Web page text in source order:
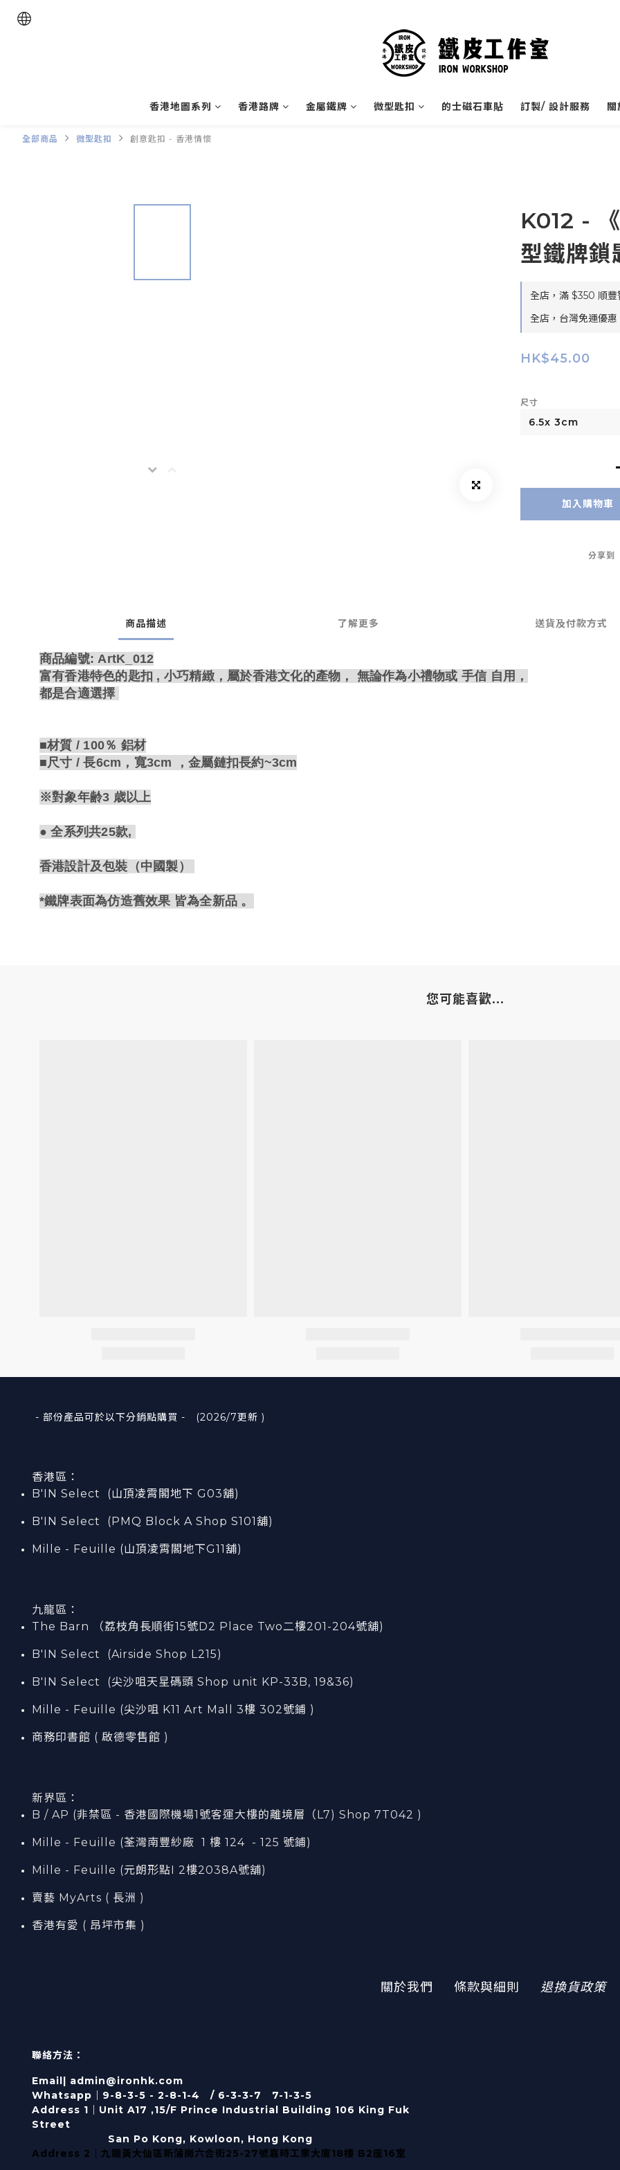
香港地圖系列 香港路牌 金屬鐵牌 微型匙扣 的士磁石車貼 訂製/ 設計服務
全部商品 微型匙扣 創意匙扣 - 香港情懷
K012 -
型鐵牌鎖
全店，滿 $350 順豐
全店，台灣免運優
HK$45.00
尺寸
加入購物車
分享到
商品描述 了解更多 送貨及付款方式
商品編號: ArtK_012
富有香港特色的匙扣 , 小巧精緻，屬於香港文化的產物， 無論作為小禮物或 手信 自用，
都是合適選擇
■材質 / 100％ 鋁材
■尺寸 / 長6cm，寬3cm ，金屬鏈扣長約~3cm
※對象年齢3 歳以上
● 全系列共25款,
香港設計及包裝 （中國製）
*鐵牌表面為仿造舊效果 皆為全新品 。
您可能喜歡...
- 部份產品可於以下分銷點購買 - (2026/7更新 )
香港區：
B'IN Select (山頂凌霄閣地下 G03舖)
B'IN Select (PMQ Block A Shop S101 舖)
Mille - Feuille (山頂凌霄閣地下G11舖)
九龍區：
The Barn （荔枝角長順街15號D2 Place Two二樓201-204號舖)
B'IN Select (Airside Shop L215)
B'IN Select (尖沙咀天星碼頭 Shop unit KP-33B, 19&36)
Mille - Feuille (尖沙咀 K11 Art Mall 3樓 302號鋪 )
商務印書館 ( 啟德零售館 )
新界區：
B / AP (非禁區 - 香港國際機場1號客運大樓的離境層（L7) Shop 7T042 )
Mille - Feuille (荃灣南豐紗廠 1 樓 124 - 125 號鋪)
Mille - Feuille (元朗形點I 2樓2038A號舖)
賣藝 MyArts ( 長洲 )
香港有愛 ( 昂坪市集 )
關於我們 條款與細則 退換貨政策
聯絡方法：
Email| admin@ironhk.com
Whatsapp｜9-8-3-5 - 2-8-1-4 / 6-3-3-7 7-1-3-5
Address 1｜ Unit A17 ,15/F Prince Industrial Building 106 King Fuk
Street
San Po Kong, Kowloon, Hong Kong
Address 2｜九龍黃大仙區新蒲崗六合街25-27號嘉時工業大廈18樓 B2座16室